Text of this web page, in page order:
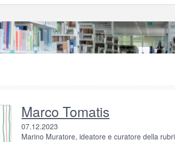
Marco Tomatis
07.12.2023
Marino Muratore, ideatore e curatore della